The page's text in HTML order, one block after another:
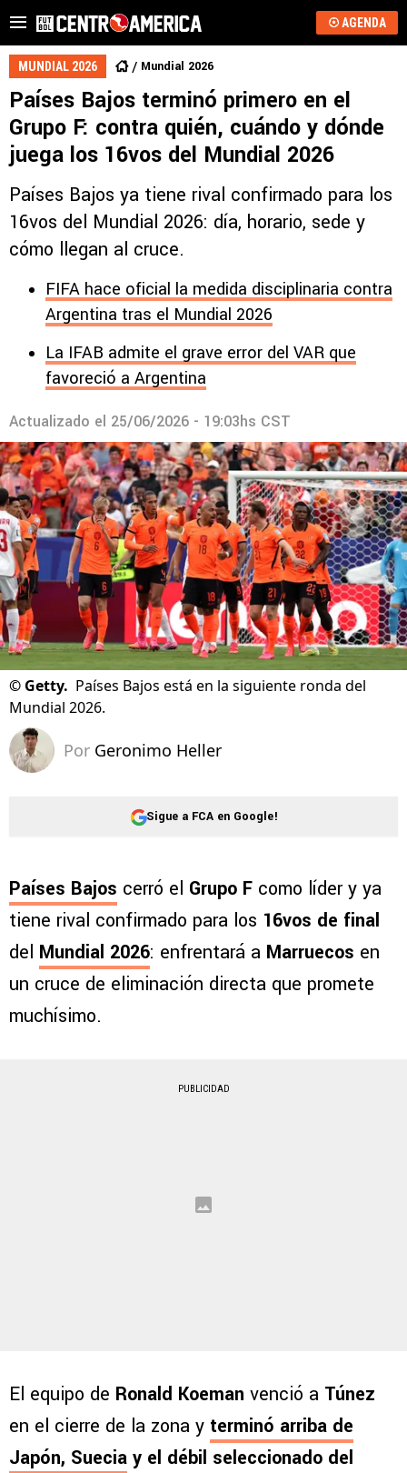
AGENDA
MUNDIAL 2026 Mundial 2026
Países Bajos terminó primero en el
Grupo F: contra quién, cuándo y dónde
juega los 16vos del Mundial 2026
Países Bajos ya tiene rival confirmado para los
16vos del Mundial 2026: día, horario, sede y
cómo llegan al cruce.
FIFA hace oficial la medida disciplinaria contra
Argentina tras el Mundial 2026
La IFAB admite el grave error del VAR que
favoreció a Argentina
Actualizado el 25/06/2026 - 19:03hs CST
© Getty. Países Bajos está en la siguiente ronda del
Mundial 2026.
Por Geronimo Heller
Sigue a FCA en Google!
Países Bajos cerró el Grupo F como líder y ya
tiene rival confirmado para los 16vos de final
del Mundial 2026: enfrentará a Marruecos en
un cruce de eliminación directa que promete
muchísimo.
PUBLICIDAD
El equipo de Ronald Koeman venció a Túnez
en el cierre de la zona y terminó arriba de
Japón, Suecia y el débil seleccionado del